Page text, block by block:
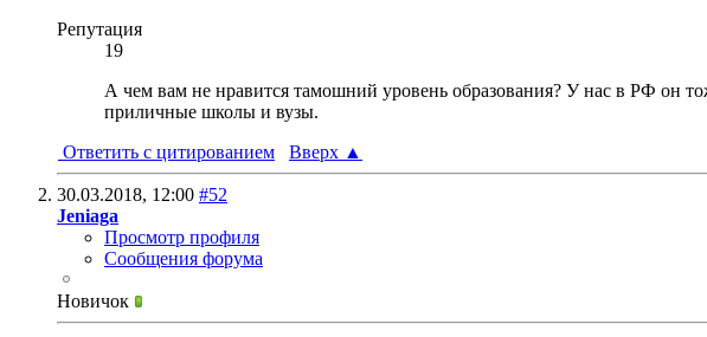
Репутация
19
А чем вам не нравится тамошний уровень образования? У нас в РФ он
приличные школы и вузы.
Ответить с цитированием
Вверх ▲
30.03.2018, 12:00 #52
Jeniaga
Просмотр профиля
Сообщения форума
Новичок